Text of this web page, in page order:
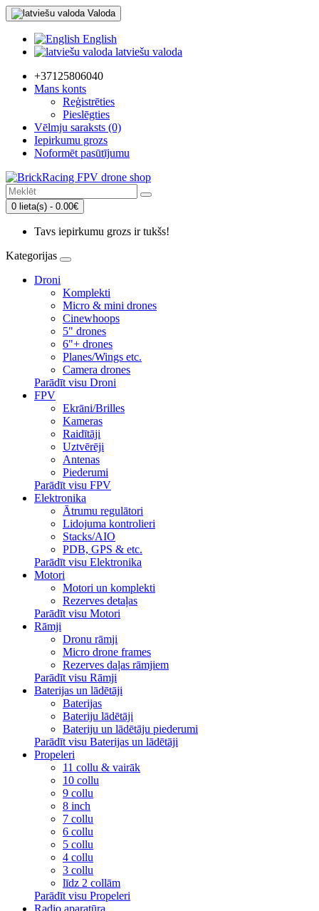
Valoda
English
latviešu valoda
+37125806040
Mans konts
Reģistrēties
Pieslēgties
Vēlmju saraksts (0)
Iepirkumu grozs
Noformēt pasūtījumu
0 lieta(s) - 0.00€
Tavs iepirkumu grozs ir tukšs!
Kategorijas
Droni
Komplekti
Micro & mini drones
Cinewhoops
5" drones
6"+ drones
Planes/Wings etc.
Camera drones
Parādīt visu Droni
FPV
Ekrāni/Brilles
Kameras
Raidītāji
Uztvērēji
Antenas
Piederumi
Parādīt visu FPV
Elektronika
Ātrumu regulātori
Lidojuma kontrolieri
Stacks/AIO
PDB, GPS & etc.
Parādīt visu Elektronika
Motori
Motori un komplekti
Rezerves detaļas
Parādīt visu Motori
Rāmji
Dronu rāmji
Micro drone frames
Rezerves daļas rāmjiem
Parādīt visu Rāmji
Baterijas un lādētāji
Baterijas
Bateriju lādētāji
Bateriju un lādētāju piederumi
Parādīt visu Baterijas un lādētāji
Propeleri
11 collu & vairāk
10 collu
9 collu
8 inch
7 collu
6 collu
5 collu
4 collu
3 collu
līdz 2 collām
Parādīt visu Propeleri
Radio aparatūra